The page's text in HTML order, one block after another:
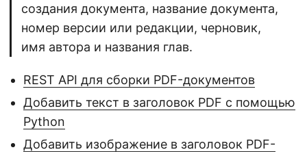
создания документа, название документа,
номер версии или редакции, черновик,
имя автора и названия глав.
REST API для сборки PDF-документов
Добавить текст в заголовок PDF с помощью
Python
Добавить изображение в заголовок PDF-